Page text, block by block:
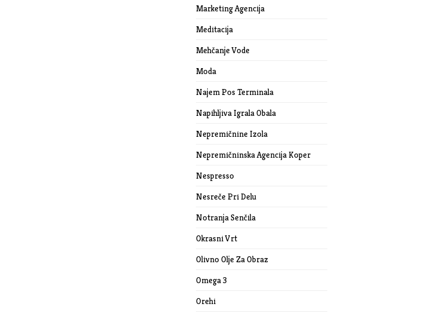
Marketing Agencija
Meditacija
Mehčanje Vode
Moda
Najem Pos Terminala
Napihljiva Igrala Obala
Nepremičnine Izola
Nepremičninska Agencija Koper
Nespresso
Nesreče Pri Delu
Notranja Senčila
Okrasni Vrt
Olivno Olje Za Obraz
Omega 3
Orehi